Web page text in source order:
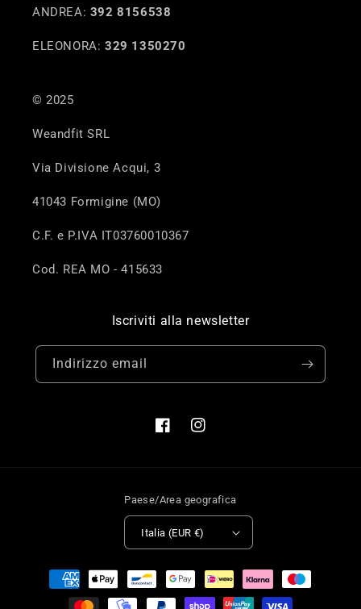
ANDREA: 392 8156538
ELEONORA: 329 1350270
© 2025
Weandfit SRL
Via Divisione Acqui, 3
41043 Formigine (MO)
C.F. e P.IVA IT03760010367
Cod. REA MO - 415633
Iscriviti alla newsletter
Indirizzo email
FacebookInstagram
Paese/Area geografica
Italia (EUR €)
Metodi